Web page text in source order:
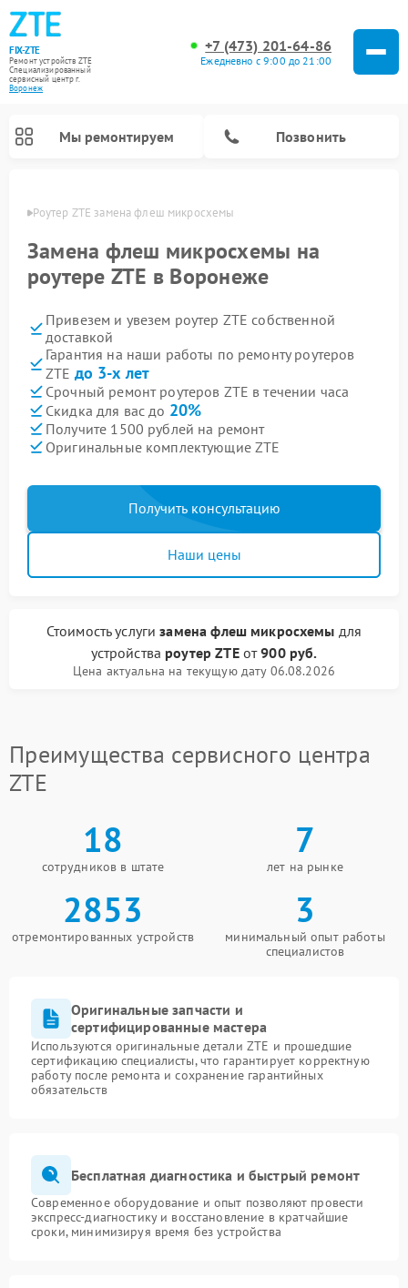
FIX-ZTE
Ремонт устройств ZTE
Специализированный
cервисный центр г.
Воронеж
+7 (473) 201-64-86
Ежедневно с 9:00 до 21:00
Мы ремонтируем Позвонить
Роутер ZTE замена флеш микросхемы
Замена флеш микросхемы на
роутере ZTE в Воронеже
Привезем и увезем роутер ZTE собственной
доставкой
Гарантия на наши работы по ремонту роутеров
ZTE до 3-х лет
Срочный ремонт роутеров ZTE в течении часа
Скидка для вас до 20%
Получите 1500 рублей на ремонт
Оригинальные комплектующие ZTE
Получить консультацию
Наши цены
Стоимость услугизамена флеш микросхемы для
устройства роутер ZTEот900 руб.
Цена актуальна на текущую дату 06.08.2026
Преимущества сервисного центра
ZTE
18
сотрудников в штате
7
лет на рынке
2853
отремонтированных устройств
3
минимальный опыт работы
специалистов
Оригинальные запчасти и
сертифицированные мастера
Используются оригинальные детали ZTE и прошедшие
сертификацию специалисты, что гарантирует корректную
работу после ремонта и сохранение гарантийных
обязательств
Бесплатная диагностика и быстрый ремонт
Современное оборудование и опыт позволяют провести
экспресс-диагностику и восстановление в кратчайшие
сроки, минимизируя время без устройства